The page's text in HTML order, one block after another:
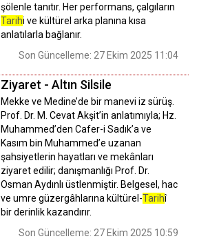
şölenle tanıtır. Her performans, çalgıların
Tarihi ve kültürel arka planına kısa
anlatılarla bağlanır.
Son Güncelleme: 27 Ekim 2025 11:04
Ziyaret - Altın Silsile
Mekke ve Medine’de bir manevi iz sürüş.
Prof. Dr. M. Cevat Akşit’in anlatımıyla; Hz.
Muhammed’den Cafer-i Sadık’a ve
Kasım bin Muhammed’e uzanan
şahsiyetlerin hayatları ve mekânları
ziyaret edilir; danışmanlığı Prof. Dr.
Osman Aydınlı üstlenmiştir. Belgesel, hac
ve umre güzergâhlarına kültürel-Tarihî
bir derinlik kazandırır.
Son Güncelleme: 27 Ekim 2025 10:59